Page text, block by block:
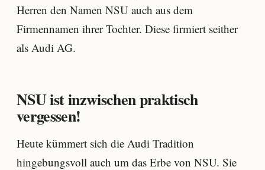
Herren den Namen NSU auch aus dem
Firmennamen ihrer Tochter. Diese firmiert seither
als Audi AG.
NSU ist inzwischen praktisch
vergessen!
Heute kümmert sich die Audi Tradition
hingebungsvoll auch um das Erbe von NSU. Sie